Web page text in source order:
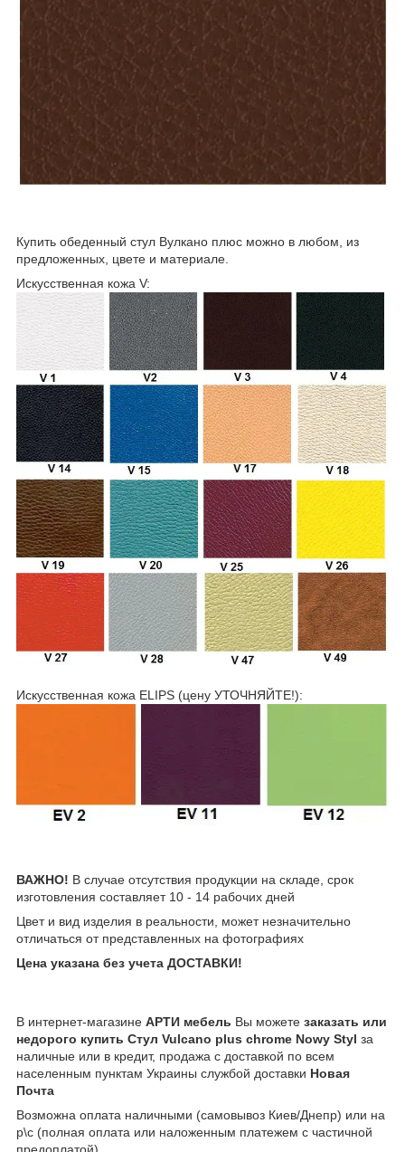
Купить обеденный стул Вулкано плюс можно в любом, из
предложенных, цвете и материале.
Искусственная кожа V:
Искусственная кожа ELIPS (цену УТОЧНЯЙТЕ!):
ВАЖНО! В случае отсутствия продукции на складе, срок
изготовления составляет 10 - 14 рабочих дней
Цвет и вид изделия в реальности, может незначительно
отличаться от представленных на фотографиях
Цена указана без учета ДОСТАВКИ!
В интернет-магазине АРТИ мебель Вы можете заказать или
недорого купить Стул Vulcano plus chrome Nowy Styl за
наличные или в кредит, продажа с доставкой по всем
населенным пунктам Украины службой доставки Новая
Почта
Возможна оплата наличными (самовывоз Киев/Днепр) или на
р\с (полная оплата или наложенным платежем с частичной